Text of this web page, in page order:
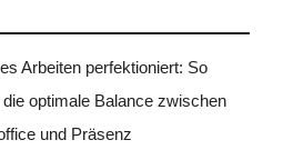
Arbeiten perfektioniert: So
die optimale Balance zwischen
und Präsenz